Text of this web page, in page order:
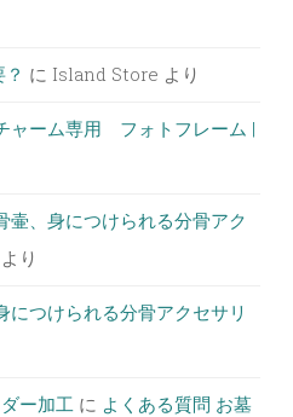
に Island Store より
ャーム専用 フォトフレーム |
壷、身につけられる分骨アク
より
につけられる分骨アクセサリ
ー加工 に よくある質問 お墓